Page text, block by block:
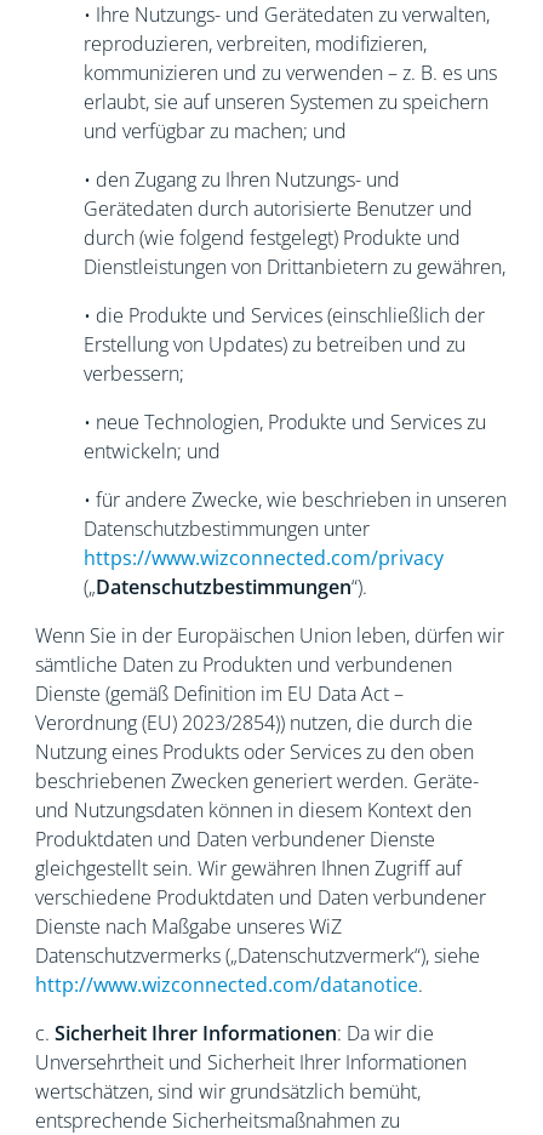
• Ihre Nutzungs- und Gerätedaten zu verwalten,
reproduzieren, verbreiten, modifizieren,
kommunizieren und zu verwenden – z. B. es uns
erlaubt, sie auf unseren Systemen zu speichern
und verfügbar zu machen; und
• den Zugang zu Ihren Nutzungs- und
Gerätedaten durch autorisierte Benutzer und
durch (wie folgend festgelegt) Produkte und
Dienstleistungen von Drittanbietern zu gewähren,
• die Produkte und Services (einschließlich der
Erstellung von Updates) zu betreiben und zu
verbessern;
• neue Technologien, Produkte und Services zu
entwickeln; und
• für andere Zwecke, wie beschrieben in unseren
Datenschutzbestimmungen unter
https://www.wizconnected.com/privacy
(„Datenschutzbestimmungen“).
Wenn Sie in der Europäischen Union leben, dürfen wir
sämtliche Daten zu Produkten und verbundenen
Dienste (gemäß Definition im EU Data Act –
Verordnung (EU) 2023/2854)) nutzen, die durch die
Nutzung eines Produkts oder Services zu den oben
beschriebenen Zwecken generiert werden. Geräte-
und Nutzungsdaten können in diesem Kontext den
Produktdaten und Daten verbundener Dienste
gleichgestellt sein. Wir gewähren Ihnen Zugriff auf
verschiedene Produktdaten und Daten verbundener
Dienste nach Maßgabe unseres WiZ
Datenschutzvermerks („Datenschutzvermerk“), siehe
http://www.wizconnected.com/datanotice.
c. Sicherheit Ihrer Informationen: Da wir die
Unversehrtheit und Sicherheit Ihrer Informationen
wertschätzen, sind wir grundsätzlich bemüht,
entsprechende Sicherheitsmaßnahmen zu